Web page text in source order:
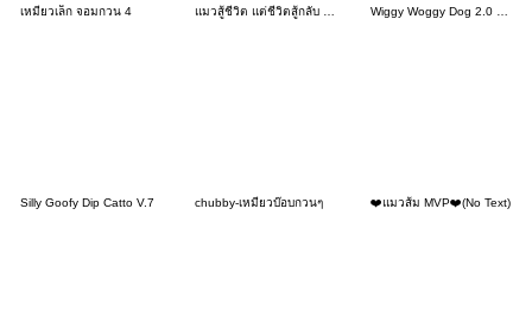
เหมียวเล็ก จอมกวน 4
Silly Goofy Dip Catto V.7 chubby-เหมียวบ๊อบกวนๆ ❤️แมวส้ม MVP❤️(No Text)